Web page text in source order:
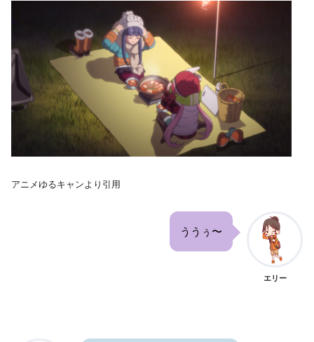
アニメゆるキャンより引用
ううぅ〜
エリー